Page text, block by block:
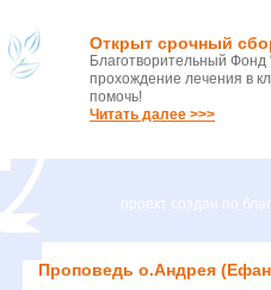
Открыт срочный
Благотворительный
прохождение лечения в
помочь!
Читать далее >>>
проект создан по
Проповедь о.Андрея